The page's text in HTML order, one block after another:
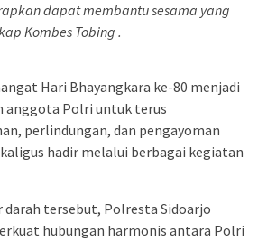
dapat membantu sesama yang
Kombes Tobing .
Hari Bhayangkara ke-80 menjadi
anggota Polri untuk terus
perlindungan, dan pengayoman
hadir melalui berbagai kegiatan
tersebut, Polresta Sidoarjo
hubungan harmonis antara Polri